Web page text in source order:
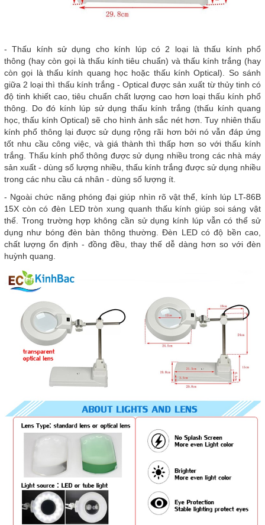
- Thấu kính sử dụng cho kính lúp có 2 loại là thấu kính phổ
thông (hay còn gọi là thấu kính tiêu chuẩn) và thấu kính trắng (hay
còn gọi là thấu kính quang học hoặc thấu kính Optical). So sánh
giữa 2 loại thì thấu kính trắng - Optical được sản xuất từ thủy tinh có
độ tinh khiết cao, tiêu chuẩn chất lượng cao hơn loại thấu kính phổ
thông. Do đó kính lúp sử dụng thấu kính trắng (thấu kính quang
học, thấu kính Optical) sẽ cho hình ảnh sắc nét hơn. Tuy nhiên thấu
kính phổ thông lại được sử dụng rộng rãi hơn bởi nó vẫn đáp ứng
tốt nhu cầu công việc, và giá thành thì thấp hơn so với thấu kính
trắng. Thấu kính phổ thông được sử dụng nhiều trong các nhà máy
sản xuất - dùng số lượng nhiều, thấu kính trắng được sử dụng nhiều
trong các nhu cầu cá nhân - dùng số lượng ít.
- Ngoài chức năng phóng đại giúp nhìn rõ vật thể, kính lúp LT-86B
15X còn có đèn LED tròn xung quanh thấu kính giúp soi sáng vật
thể. Trong trường hợp không cần sử dụng kính lúp vẫn có thể sử
dụng như bóng đèn bàn thông thường. Đèn LED có độ bền cao,
chất lượng ổn định - đồng đều, thay thế dễ dàng hơn so với đèn
huỳnh quang.